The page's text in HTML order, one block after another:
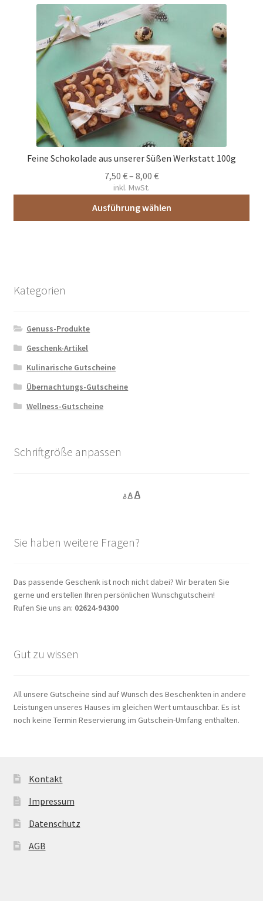
weist
mehrere
Varianten
auf.
Die
Optionen
können
auf
der
Produktseite
gewählt
Feine Schokolade aus unserer Süßen Werkstatt 100g
7,50 €– 8,00 €
inkl. MwSt.
Ausführung wählen
Kategorien
Genuss-Produkte
Geschenk-Artikel
Kulinarische Gutscheine
Übernachtungs-Gutscheine
Wellness-Gutscheine
Schriftgröße anpassen
A
Decrease
font
A Reset
AIncrease
Sie haben weitere Fragen?
Das passende Geschenk ist noch nicht dabei? Wir beraten Sie
gerne und erstellen Ihren persönlichen Wunschgutschein!
Rufen Sie uns an: 02624-94300
Gut zu wissen
All unsere Gutscheine sind auf Wunsch des Beschenkten in andere
Leistungen unseres Hauses im gleichen Wert umtauschbar. Es ist
noch keine Termin Reservierung im Gutschein-Umfang enthalten.
Kontakt
Impressum
Datenschutz
AGB